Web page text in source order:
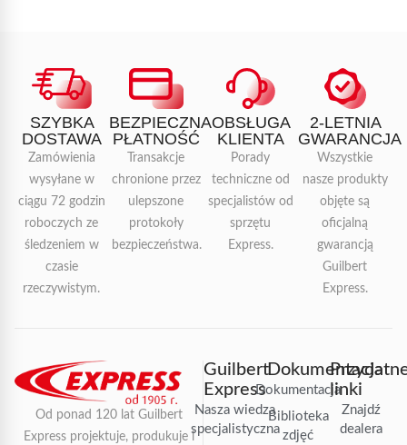
SZYBKA
DOSTAWA
Zamówienia
wysyłane w
ciągu 72 godzin
roboczych ze
śledzeniem w
czasie
rzeczywistym.
BEZPIECZNA
PŁATNOŚĆ
Transakcje
chronione przez
ulepszone
protokoły
bezpieczeństwa.
OBSŁUGA
KLIENTA
Porady
techniczne od
specjalistów od
sprzętu
Express.
2-LETNIA
GWARANCJA
Wszystkie
nasze produkty
objęte są
oficjalną
gwarancją
Guilbert
Express.
Od ponad 120 lat Guilbert
Express projektuje, produkuje i
Guilbert
Express
Nasza wiedza
specjalistyczna
Dokumentacja
Dokumentacja
Biblioteka
zdjęć
linki
Znajdź
dealera